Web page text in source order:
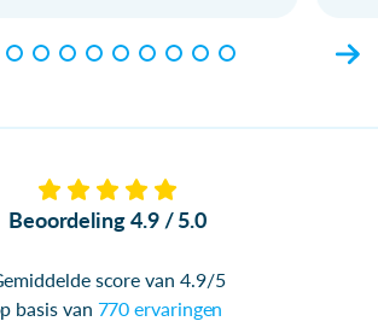
Beoordeling 4.9 / 5.0
score van 4.9/5
basis van 770 ervaringen